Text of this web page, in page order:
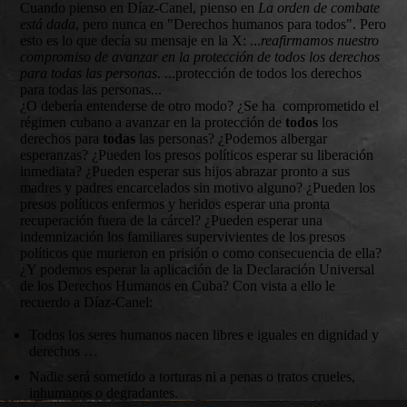
Cuando pienso en Díaz-Canel, pienso en La orden de combate
está dada, pero nunca en "Derechos humanos para todos". Pero
esto es lo que decía su mensaje en la X: ...reafirmamos nuestro
compromiso de avanzar en la protección de todos los derechos
para todas las personas. ...protección de todos los derechos
para todas las personas...
¿O debería entenderse de otro modo? ¿Se ha comprometido el
régimen cubano a avanzar en la protección detodos los
derechos para todas las personas? ¿Podemos albergar
esperanzas? ¿Pueden los presos políticos esperar su liberación
inmediata? ¿Pueden esperar sus hijos abrazar pronto a sus
madres y padres encarcelados sin motivo alguno? ¿Pueden los
presos políticos enfermos y heridos esperar una pronta
recuperación fuera de la cárcel? ¿Pueden esperar una
indemnización los familiares supervivientes de los presos
políticos que murieron en prisión o como consecuencia de ella?
¿Y podemos esperar la aplicación de la Declaración Universal
de los Derechos Humanos en Cuba? Con vista a ello le
recuerdo a Díaz-Canel:
Todos los seres humanos nacen libres e iguales en dignidad y
derechos …
Nadie será sometido a torturas ni a penas o tratos crueles,
inhumanos o degradantes.